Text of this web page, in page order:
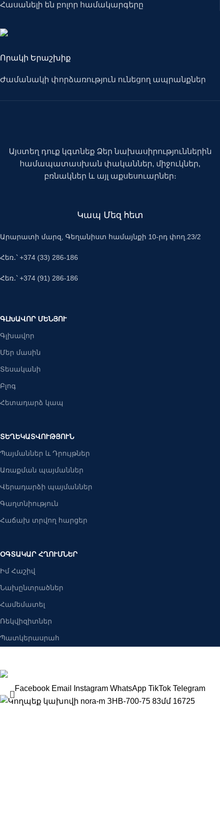
Հասանելի են բոլոր համակարգերը
Որակի Երաշխիք
Ժամանակի փորձառություն ունեցող ապրանքներ
Այստեղ դուք կգտնեք Ձեր նախասիրություններին
համապատասխան փականներ, միջուկներ,
բռնակներ և այլ աքսեսուարներ։
Կապ Մեզ հետ
Արարատի մարզ, Գեղանիստ համայնքի 10-րդ փող.23/2
Հեռ․՝ +374 (33) 286-186
Հեռ․՝ +374 (91) 286-186
ԳԼԽԱՎՈՐ ՄԵՆՅՈՒ
Գլխավոր
Մեր մասին
Տեսականի
Բլոգ
Հետադարձ կապ
ՏԵՂԵԿԱՏՎՈՒԹՅՈՒՆ
Պայմաններ և Դրույթներ
Առաքման պայմաններ
Վերադարձի պայմաններ
Գաղտնիություն
Հաճախ տրվող հարցեր
ՕԳՏԱԿԱՐ ՀՂՈՒՄՆԵՐ
Իմ Հաշիվ
Նախընտրածներ
Համեմատել
Ռեկվիզիտներ
Պատկերասրահ
Facebook Email Instagram WhatsApp TikTok Telegram